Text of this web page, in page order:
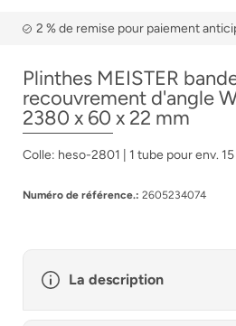
2 % de remise pour paiement
Plinthes MEISTER
recouvrement d'angle
2380 x 60 x 22 mm
Colle: heso-2801 | 1 tube pour env.
Numéro de référence.: 2605234074
La description